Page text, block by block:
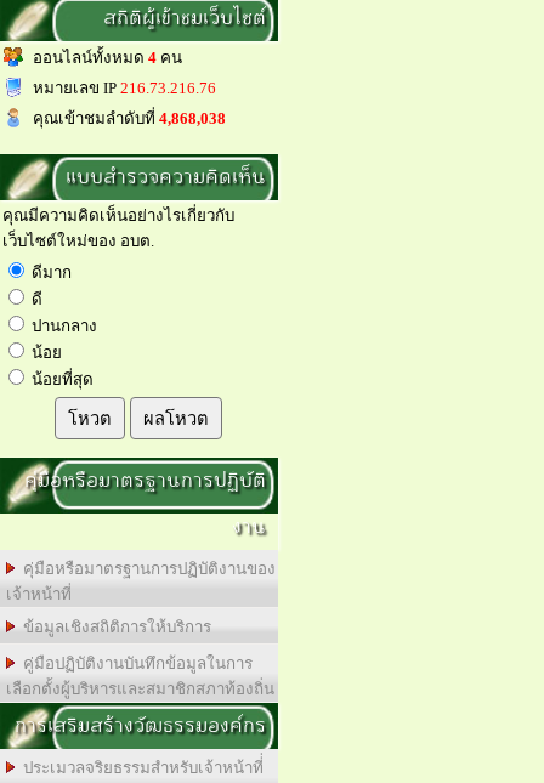
สถิติผู้เข้าชมเว็บไซต์
ออนไลน์ทั้งหมด 4 คน
หมายเลข IP 216.73.216.76
คุณเข้าชมลำดับที่ 4,868,038
แบบสำรวจความคิดเห็น
คุณมีความคิดเห็นอย่างไรเกี่ยวกับ
เว็บไซต์ใหม่ของ อบต.
ดีมาก
ดี
ปานกลาง
น้อย
น้อยที่สุด
โหวต ผลโหวต
คุ่มือหรือมาตรฐานการปฏิบัติ
งาน
คุ่มือหรือมาตรฐานการปฏิบัติงานของ
เจ้าหน้าที่
ข้อมูลเชิงสถิติการให้บริการ
คู่มือปฏิบัติงานบันทึกข้อมูลในการ
เลือกตั้งผู้บริหารและสมาชิกสภาท้องถิ่น
การเสริมสร้างวัฒธรรมองค์กร
ประเมวลจริยธรรมสำหรับเจ้าหน้าที่่